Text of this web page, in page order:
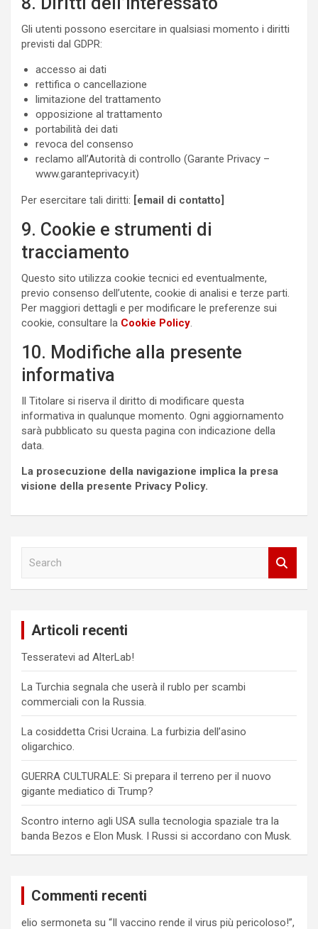
Gli utenti possono esercitare in qualsiasi momento i diritti
previsti dal GDPR:
accesso ai dati
rettifica o cancellazione
limitazione del trattamento
opposizione al trattamento
portabilità dei dati
revoca del consenso
reclamo all’Autorità di controllo (Garante Privacy –
www.garanteprivacy.it)
Per esercitare tali diritti: [email di contatto]
9. Cookie e strumenti di
tracciamento
Questo sito utilizza cookie tecnici ed eventualmente,
previo consenso dell’utente, cookie di analisi e terze parti.
Per maggiori dettagli e per modificare le preferenze sui
cookie, consultare la Cookie Policy.
10. Modifiche alla presente
informativa
Il Titolare si riserva il diritto di modificare questa
informativa in qualunque momento. Ogni aggiornamento
sarà pubblicato su questa pagina con indicazione della
data.
La prosecuzione della navigazione implica la presa
visione della presente Privacy Policy.
Articoli recenti
Tesseratevi ad AlterLab!
La Turchia segnala che userà il rublo per scambi
commerciali con la Russia.
La cosiddetta Crisi Ucraina. La furbizia dell’asino
oligarchico.
GUERRA CULTURALE: Si prepara il terreno per il nuovo
gigante mediatico di Trump?
Scontro interno agli USA sulla tecnologia spaziale tra la
banda Bezos e Elon Musk. I Russi si accordano con Musk.
Commenti recenti
elio sermoneta su “Il vaccino rende il virus più pericoloso!”,